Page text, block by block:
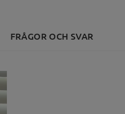
FRÅGOR OCH SVAR